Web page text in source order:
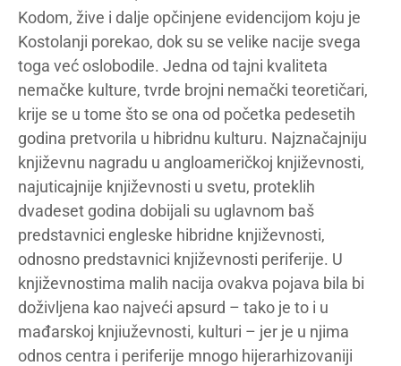
Kodom, žive i dalje opčinjene evidencijom koju je
Kostolanji porekao, dok su se velike nacije svega
toga već oslobodile. Jedna od tajni kvaliteta
nemačke kulture, tvrde brojni nemački teoretičari,
krije se u tome što se ona od početka pedesetih
godina pretvorila u hibridnu kulturu. Najznačajniju
književnu nagradu u angloameričkoj književnosti,
najuticajnije književnosti u svetu, proteklih
dvadeset godina dobijali su uglavnom baš
predstavnici engleske hibridne književnosti,
odnosno predstavnici književnosti periferije. U
književnostima malih nacija ovakva pojava bila bi
doživljena kao najveći apsurd – tako je to i u
mađarskoj knjiuževnosti, kulturi – jer je u njima
odnos centra i periferije mnogo hijerarhizovaniji